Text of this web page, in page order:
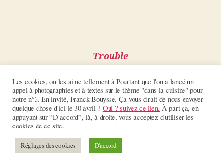
Trouble
cette incompréhension majeure
était faite de deux frappes : d’un
côté, l’énigme de mon échouage
Les cookies, on les aime tellement à Pourtant que l'on a lancé un
appel à photographies et à textes sur le thème "dans la cuisine" pour
notre n°3. En invité, Franck Bouysse. Ça vous dirait de nous envoyer
quelque chose d'ici le 30 avril ? Oui ? suivez ce lien. À part ça, en
appuyant sur “D'accord”, là, à droite, vous acceptez d'utiliser les
cookies de ce site.
Réglages des cookies D'accord